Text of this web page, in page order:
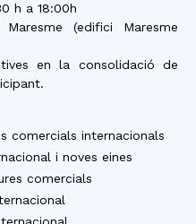
h a 18:00h
(edifici Maresme
en la consolidació de
comercials internacionals
i noves eines
comercials